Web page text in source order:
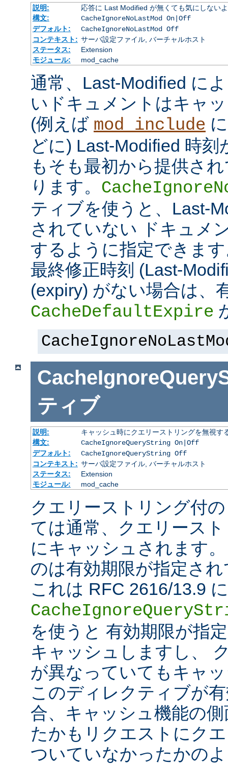
説明:
応答に Last Modified が無くても気にしない
構文:
CacheIgnoreNoLastMod On|Off
デフォルト:
CacheIgnoreNoLastMod Off
コンテキスト: サーバ設定ファイル, バーチャルホスト
ステータス:
Extension
モジュール:
mod_cache
通常、Last-Modified に
いドキュメントはキャ
(例えば mod_include
どに) Last-Modified 時
もそも最初から提供さ
ります。
ティブを使うと、Last-
されていない ドキュメ
するように指定できま
最終修正時刻 (Last-
(expiry) がない場合は、
CacheDefaultExpire
ティブ
説明:
キャッシュ時にクエリーストリングを無視す
構文:
CacheIgnoreQueryString On|Off
デフォルト:
CacheIgnoreQueryString Off
コンテキスト: サーバ設定ファイル, バーチャルホスト
ステータス:
Extension
モジュール:
mod_cache
クエリーストリング付
ては通常、クエリース
にキャッシュされます
のは有効期限が指定さ
これは RFC 2616/13.9
を使うと 有効期限が指
キャッシュしますし、
が異なっていてもキャ
このディレクティブが
合、キャッシュ機能の
たかもリクエストにク
ついていなかったかの